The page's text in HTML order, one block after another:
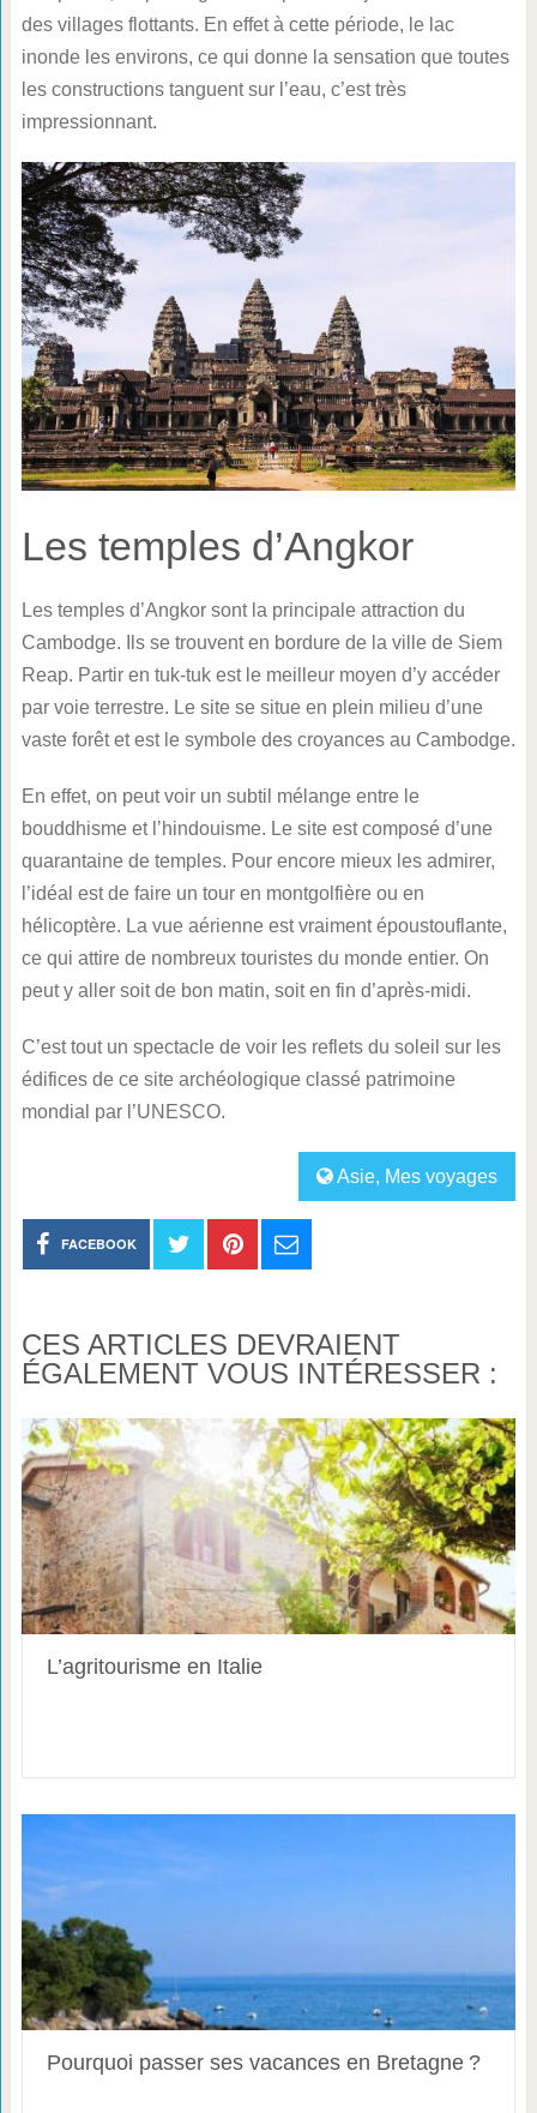
des villages flottants. En effet à cette période, le lac
inonde les environs, ce qui donne la sensation que toutes
les constructions tanguent sur l’eau, c’est très
impressionnant.
Les temples d’Angkor
Les temples d’Angkor sont la principale attraction du
Cambodge. Ils se trouvent en bordure de la ville de Siem
Reap. Partir en tuk-tuk est le meilleur moyen d’y accéder
par voie terrestre. Le site se situe en plein milieu d’une
vaste forêt et est le symbole des croyances au Cambodge.
En effet, on peut voir un subtil mélange entre le
bouddhisme et l’hindouisme. Le site est composé d’une
quarantaine de temples. Pour encore mieux les admirer,
l’idéal est de faire un tour en montgolfière ou en
hélicoptère. La vue aérienne est vraiment époustouflante,
ce qui attire de nombreux touristes du monde entier. On
peut y aller soit de bon matin, soit en fin d’après-midi.
C’est tout un spectacle de voir les reflets du soleil sur les
édifices de ce site archéologique classé patrimoine
mondial par l’UNESCO.
Asie, Mes voyages
FACEBOOK
CES ARTICLES DEVRAIENT
ÉGALEMENT VOUS INTÉRESSER :
L’agritourisme en Italie
Pourquoi passer ses vacances en Bretagne ?